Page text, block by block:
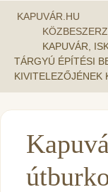
KAPUVÁR.HU
KAPUVÁR,
TÁRGYÚ ÉPÍTÉSI
KIVITELEZŐJÉNEK